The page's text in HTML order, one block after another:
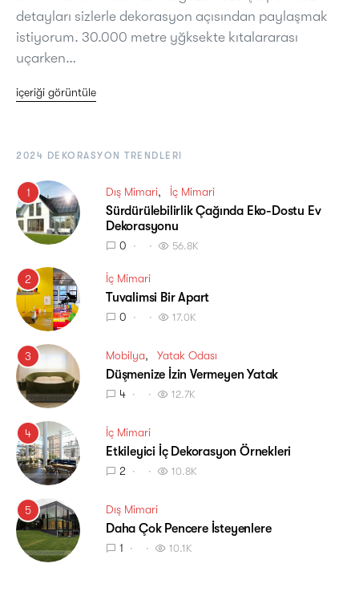
detayları sizlerle dekorasyon açısından paylaşmak
istiyorum. 30.000 metre yğksekte kıtalararası
uçarken…
içeriği görüntüle
2024 DEKORASYON TRENDLERI
1 Dış Mimari İç Mimari
Sürdürülebilirlik Çağında Eko-Dostu Ev
Dekorasyonu
0 56.8K
2 İç Mimari
Tuvalimsi Bir Apart
0 17.0K
3 Mobilya Yatak Odası
Düşmenize İzin Vermeyen Yatak
4 12.7K
4 İç Mimari
Etkileyici İç Dekorasyon Örnekleri
2 10.8K
5 Dış Mimari
Daha Çok Pencere İsteyenlere
1 10.1K